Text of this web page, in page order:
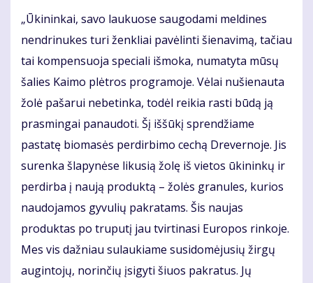
„Ūkininkai, savo laukuose saugodami meldines
nendrinukes turi ženkliai pavėlinti šienavimą, tačiau
tai kompensuoja speciali išmoka, numatyta mūsų
šalies Kaimo plėtros programoje. Vėlai nušienauta
žolė pašarui nebetinka, todėl reikia rasti būdą ją
prasmingai panaudoti. Šį iššūkį sprendžiame
pastatę biomasės perdirbimo cechą Drevernoje. Jis
surenka šlapynėse likusią žolę iš vietos ūkininkų ir
perdirba į naują produktą – žolės granules, kurios
naudojamos gyvulių pakratams. Šis naujas
produktas po truputį jau tvirtinasi Europos rinkoje.
Mes vis dažniau sulaukiame susidomėjusių žirgų
augintojų, norinčių įsigyti šiuos pakratus. Jų